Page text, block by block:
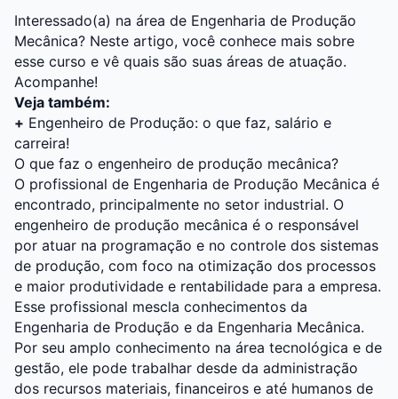
Interessado(a) na área de Engenharia de Produção
Mecânica? Neste artigo, você conhece mais sobre
esse curso e vê quais são suas áreas de atuação.
Acompanhe!
Veja também:
+ Engenheiro de Produção: o que faz, salário e
carreira!
O que faz o engenheiro de produção mecânica?
O profissional de Engenharia de Produção Mecânica é
encontrado, principalmente no setor industrial. O
engenheiro de produção mecânica é o responsável
por atuar na programação e no controle dos sistemas
de produção, com foco na otimização dos processos
e maior produtividade e rentabilidade para a empresa.
Esse profissional mescla conhecimentos da
Engenharia de Produção e da Engenharia Mecânica.
Por seu amplo conhecimento na área tecnológica e de
gestão, ele pode trabalhar desde da administração
dos recursos materiais, financeiros e até humanos de